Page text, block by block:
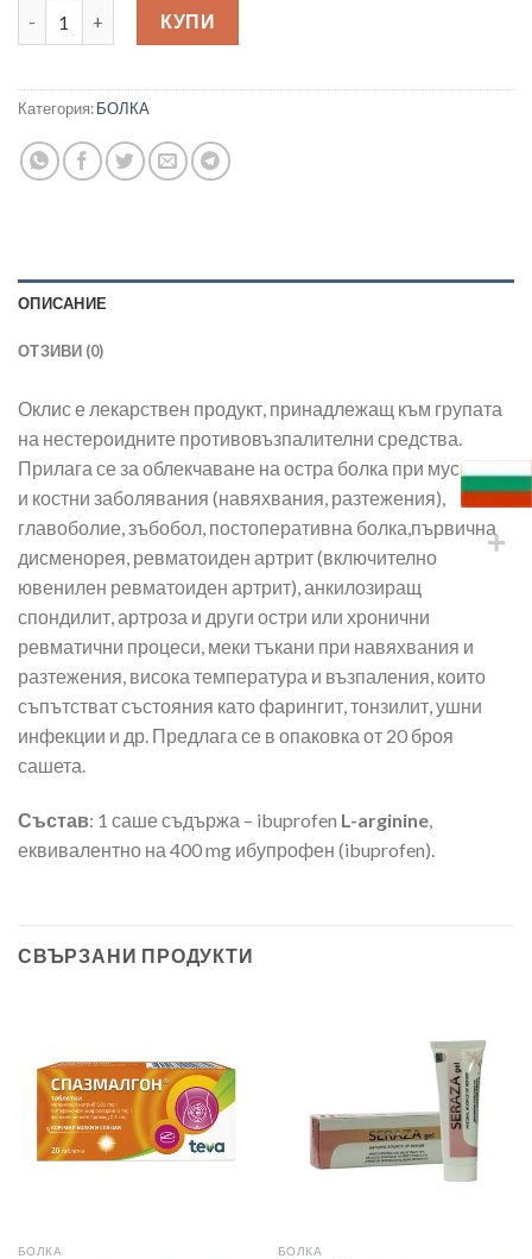
количество за Оклис при остра болка 400 мг х20 сашета
КУПИ
Категория:БОЛКА
ОПИСАНИЕ
ОТЗИВИ (0)
Оклис е лекарствен продукт, принадлежащ към групата
на нестероидните противовъзпалителни средства.
Прилага се за облекчаване на остра болка при мускулни
и костни заболявания (навяхвания, разтежения),
главоболие, зъбобол, постоперативна болка,първична
дисменорея, ревматоиден артрит (включително
ювенилен ревматоиден артрит), анкилозиращ
спондилит, артроза и други остри или хронични
ревматични процеси, меки тъкани при навяхвания и
разтежения, висока температура и възпаления, които
съпътстват състояния като фарингит, тонзилит, ушни
инфекции и др. Предлага се в опаковка от 20 броя
сашета.
Състав: 1 саше съдържа – ibuprofen L-arginine,
еквивалентно на 400 mg ибупрофен (ibuprofen).
СВЪРЗАНИ ПРОДУКТИ
БОЛКА БОЛКА